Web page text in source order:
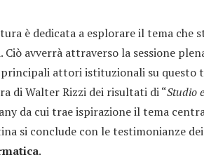
è dedicata a esplorare il tema che
Ciò avverrà attraverso la sessione
attori istituzionali su questo
di Walter Rizzi dei risultati di “Studio
da cui trae ispirazione il tema
si conclude con le testimonianze
.